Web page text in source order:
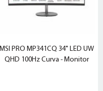
MSI PRO MP341CQ 34" LED UW
QHD 100Hz Curva - Monitor